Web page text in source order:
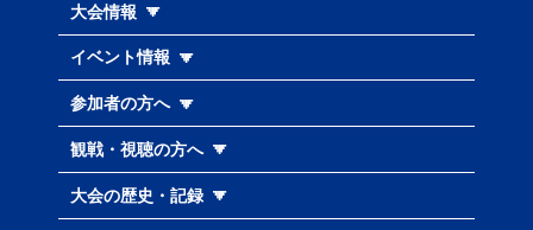
大会情報
イベント情報
参加者の方へ
観戦・視聴の方へ
大会の歴史・記録